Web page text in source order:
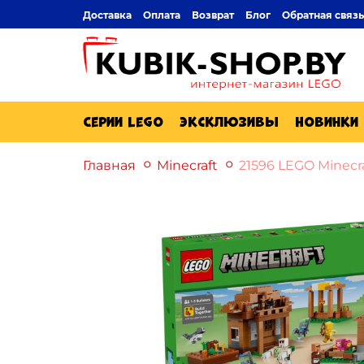
Доставка Оплата Возврат Блог Обратная связь
Серии Lego Эксклюзивы Новинки
Главная Minecraft 21596 LEGO